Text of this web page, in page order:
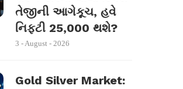
તેજીની આગેકૂચ, હવે
નિફ્ટી 25,000 થશે?
3 - August - 2026
Gold Silver Market: